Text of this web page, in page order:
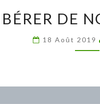
DE
NOS
DE
18 Août 2019